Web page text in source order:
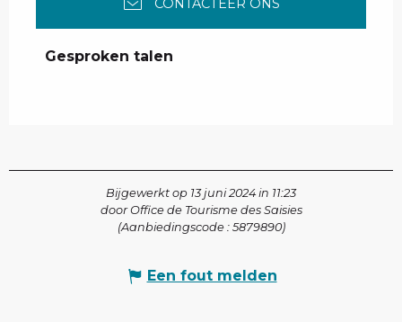
CONTACTEER ONS
Gesproken talen
Gesproken talen
Bijgewerkt op 13 juni 2024 in 11:23
door Office de Tourisme des Saisies
(Aanbiedingscode : 5879890)
Een fout melden